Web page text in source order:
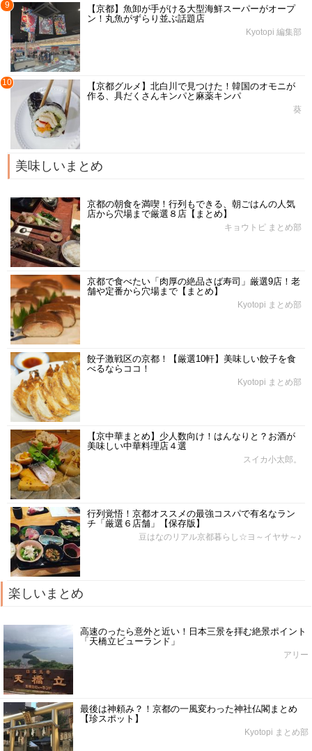
9
【京都】魚卸が手がける大型海鮮スーパーがオープ
ン！丸魚がずらり並ぶ話題店
Kyotopi 編集部
10
【京都グルメ】北白川で見つけた！韓国のオモニが
作る、具だくさんキンパと麻薬キンパ
葵
美味しいまとめ
京都の朝食を満喫！行列もできる、朝ごはんの人気
店から穴場まで厳選８店【まとめ】
キョウトピ まとめ部
京都で食べたい「肉厚の絶品さば寿司」厳選9店！老
舗や定番から穴場まで【まとめ】
Kyotopi まとめ部
餃子激戦区の京都！【厳選10軒】美味しい餃子を食
べるならココ！
Kyotopi まとめ部
【京中華まとめ】少人数向け！はんなりと？お酒が
美味しい中華料理店４選
スイカ小太郎。
行列覚悟！京都オススメの最強コスパで有名なラン
チ「厳選６店舗」【保存版】
豆はなのリアル京都暮らし☆ヨ～イヤサ～♪
楽しいまとめ
高速のったら意外と近い！日本三景を拝む絶景ポイント
「天橋立ビューランド」
アリー
最後は神頼み？！京都の一風変わった神社仏閣まとめ
【珍スポット】
Kyotopi まとめ部